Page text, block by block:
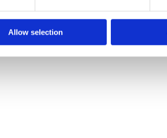
Allow selection